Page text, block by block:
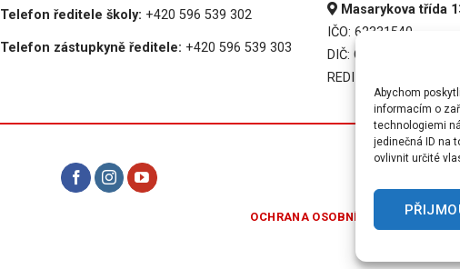
Abychom
informacím o
technologiemi
jedinečná ID na
ovlivnit určité
Telefon ředitele školy: +420 596 539 302
Telefon zástupkyně ředitele: +420 596 539 303
Masarykova třída
IČO: 62331540
DIČ: CZ62331540
REDIZO: 600016536
OCHRANA OSOBNÍCH ÚDAJŮ